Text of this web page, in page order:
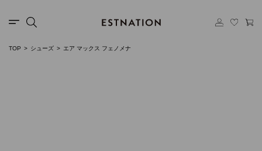
TOP シューズ エア マックス フェノメナ